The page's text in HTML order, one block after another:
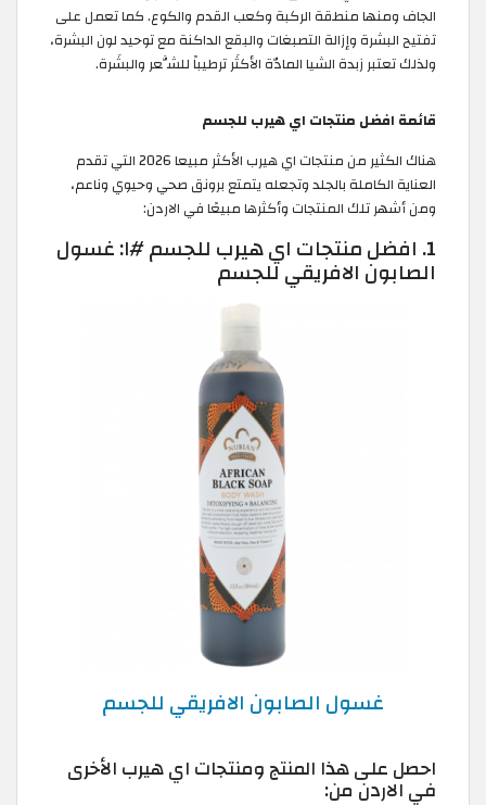
الجاف ومنها منطقة الركبة وكعب القدم والكوع. كما تعمل على
تفتيح البشرة وإزالة التصبغات والبقع الداكنة مع توحيد لون البشرة،
ولذلك تعتبر زبدة الشيا المادّة الأكثَر ترطيباً للشَّعر والبشَرة.
قائمة افضل منتجات اي هيرب للجسم
هناك الكثير من منتجات اي هيرب الأكثر مبيعا 2026 التي تقدم
العناية الكاملة بالجلد وتجعله يتمتع برونق صحي وحيوي وناعم،
ومن أشهر تلك المنتجات وأكثرها مبيعًا في الاردن:
1. افضل منتجات اي هيرب للجسم #١: غسول
الصابون الافريقي للجسم
غسول الصابون الافريقي للجسم
احصل على هذا المنتج ومنتجات اي هيرب الأخرى
في الاردن من: